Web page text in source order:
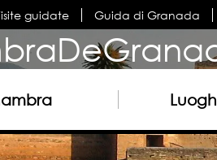
guidate Guida di Granada